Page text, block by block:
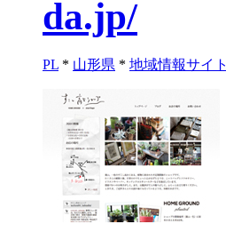
da.jp/
PL * 山形県 * 地域情報サイト